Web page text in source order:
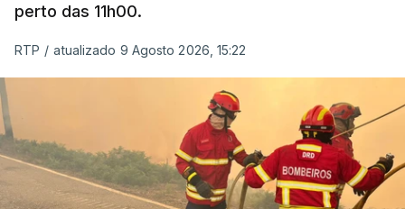
perto das 11h00.
RTP / atualizado 9 Agosto 2026, 15:22